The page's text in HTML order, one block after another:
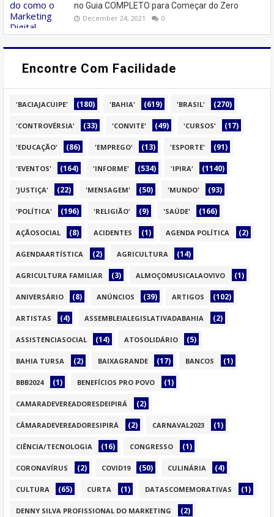
no Guia COMPLETO para Começar do Zero
December 24, 2021 0
Encontre Com Facilidade
'BACIAJACUIPE' (180) 'BAHIA' (619) 'BRASIL' (270)
'CONTROVÉRSIA' (33) 'CONVITE' (49) 'CURSOS' (17)
'EDUCAÇÃO' (86) 'EMPREGO' (13) 'ESPORTE' (91)
'EVENTOS' (164) 'INFORME' (534) 'IPIRA' (1140)
'JUSTIÇA' (22) 'MENSAGEM' (50) 'MUNDO' (93)
'POLÍTICA' (196) 'RELIGIÃO' (9) 'SAÚDE' (166)
AÇÃOSOCIAL (8) ACIDENTES (1) AGENDA POLÍTICA (2)
AGENDAARTÍSTICA (2) AGRICULTURA (14)
AGRICULTURA FAMILIAR (3) ALMOÇOMUSICALAOVIVO (1)
ANIVERSÁRIO (8) ANÚNCIOS (39) ARTIGOS (102)
ARTISTAS (4) ASSEMBLEIALEGISLATIVADABAHIA (2)
ASSISTENCIASOCIAL (14) ATOSOLIDÁRIO (5)
BAHIA TURSA (2) BAIXAGRANDE (17) BANCOS (1)
BBB2024 (1) BENEFÍCIOS PRO POVO (1)
CAMARADEVEREADORESDEIPIRÁ (2)
CÂMARADEVEREADORESIPIRÁ (2) CARNAVAL2023 (1)
CIÊNCIA/TECNOLOGIA (16) CONGRESSO (1)
CORONAVÍRUS (2) COVID19 (50) CULINÁRIA (4)
CULTURA (65) CURTA (1) DATASCOMEMORATIVAS (1)
DENNY SILVA PROFISSIONAL DO MARKETING (2)